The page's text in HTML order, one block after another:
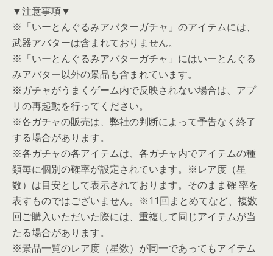
▼注意事項▼
※「いーとんぐるみアバターガチャ」のアイテムには、
武器アバターは含まれておりません。
※「いーとんぐるみアバターガチャ」にはいーとんぐる
みアバター以外の景品も含まれています。
※ガチャがうまくゲーム内で反映されない場合は、アプ
リの再起動を行ってください。
※各ガチャの販売は、弊社の判断によって予告なく終了
する場合があります。
※各ガチャの各アイテムは、各ガチャ内でアイテムの種
類毎に個別の確率が設定されています。※レア度（星
数）は目安として表示されております。そのまま確 率を
表すものではございません。※11回まとめてなど、複数
回ご購入いただいた際には、重複して同じアイテムが当
たる場合があります。
※景品一覧のレア度（星数）が同一であってもアイテム